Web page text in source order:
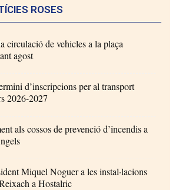
ROSES
circulació de vehicles a la plaça
agost
d’inscripcions per al transport
2026-2027
als cossos de prevenció d’incendis a
Miquel Noguer a les instal·lacions
a Hostalric